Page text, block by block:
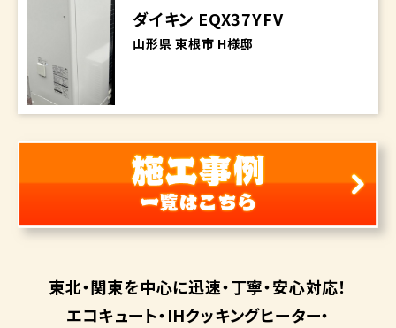
ダイキン EQX37YFV
山形県 東根市 H様邸
東北・関東を中心に迅速・丁寧・安心対応！
エコキュート・IHクッキングヒーター・